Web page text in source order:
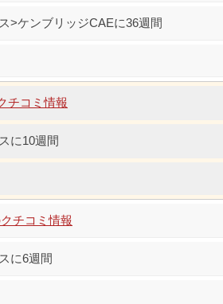
>ケンブリッジCAEに36週間
チコミ情報
に10週間
チコミ情報
に6週間